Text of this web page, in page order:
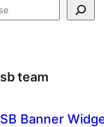
sb team
SB Banner